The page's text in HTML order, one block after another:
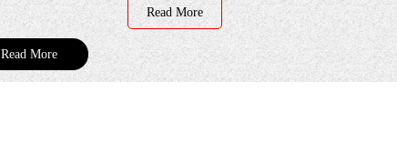
Read More
Read More